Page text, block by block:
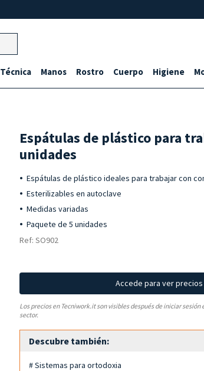
Técnica Manos Rostro Cuerpo Higiene
Espátulas de plástico para
unidades
Espátulas de plástico ideales para trabajar con
Esterilizables en autoclave
Medidas variadas
Paquete de 5 unidades
Ref: SO902
Accede para ver
Los precios en Tecniwork.it son visibles después de iniciar
sector.
Descubre también:
# Sistemas para ortodoxia